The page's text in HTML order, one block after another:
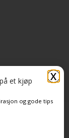
X
et kjøp
og gode tips